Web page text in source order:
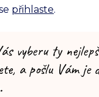
přihlaste.
vyberu ty
a pošlu Vám je